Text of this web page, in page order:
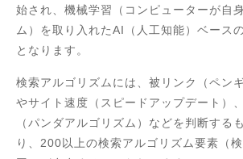
始され、機械学習（コンピューターが自
ム）を取り入れたAI（人工知能）ベース
となります。
検索アルゴリズムには、被リンク（ペン
やサイト速度（スピードアップデート）
（パンダアルゴリズム）などを判断する
り、200以上の検索アルゴリズム要素（